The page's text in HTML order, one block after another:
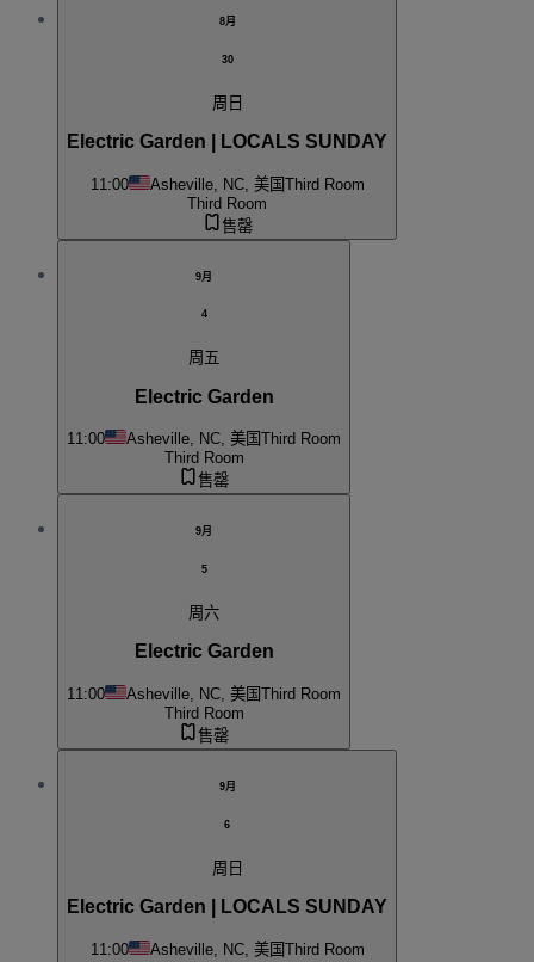
8月
30
周日
Electric Garden | LOCALS SUNDAY
11:00 Asheville, NC, 美国Third Room
Third Room
售罄
9月
4
周五
Electric Garden
11:00 Asheville, NC, 美国Third Room
Third Room
售罄
9月
5
周六
Electric Garden
11:00 Asheville, NC, 美国Third Room
Third Room
售罄
9月
6
周日
Electric Garden | LOCALS SUNDAY
11:00 Asheville, NC, 美国Third Room